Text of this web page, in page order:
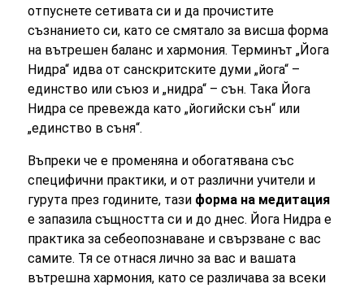
отпуснете сетивата си и да прочистите
съзнанието си, като се смятало за висша форма
на вътрешен баланс и хармония. Терминът „Йога
Нидра“ идва от санскритските думи „йога“ –
единство или съюз и „нидра“ – сън. Така Йога
Нидра се превежда като „йогийски сън“ или
„единство в съня“.
Въпреки че е променяна и обогатявана със
специфични практики, и от различни учители и
гурута през годините, тази форма на медитация
е запазила същността си и до днес. Йога Нидра е
практика за себеопознаване и свързване с вас
самите. Тя се отнася лично за вас и вашата
вътрешна хармония, като се различава за всеки